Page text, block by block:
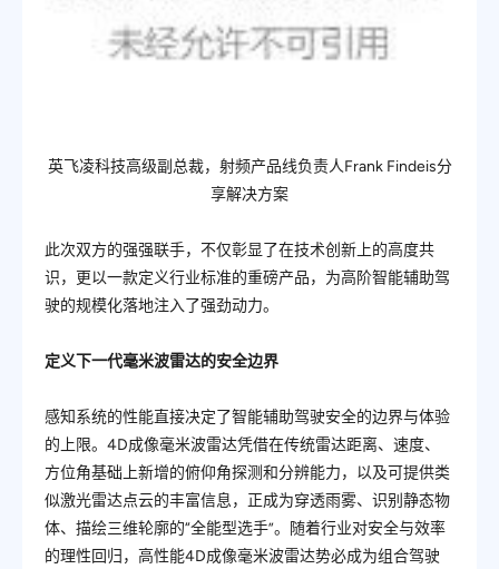
英飞凌科技高级副总裁，射频产品线负责人Frank Findeis分
享解决方案
此次双方的强强联手，不仅彰显了在技术创新上的高度共
识，更以一款定义行业标准的重磅产品，为高阶智能辅助驾
驶的规模化落地注入了强劲动力。
定义下一代毫米波雷达的安全边界
感知系统的性能直接决定了智能辅助驾驶安全的边界与体验
的上限。4D成像毫米波雷达凭借在传统雷达距离、速度、
方位角基础上新增的俯仰角探测和分辨能力，以及可提供类
似激光雷达点云的丰富信息，正成为穿透雨雾、识别静态物
体、描绘三维轮廓的“全能型选手”。随着行业对安全与效率
的理性回归，高性能4D成像毫米波雷达势必成为组合驾驶